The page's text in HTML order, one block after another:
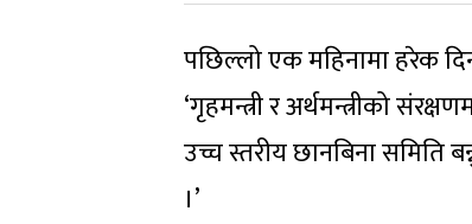
पछिल्लो एक महिनामा हरेक
‘गृहमन्त्री र अर्थमन्त्रीको
उच्च स्तरीय छानबिना समिति
।’